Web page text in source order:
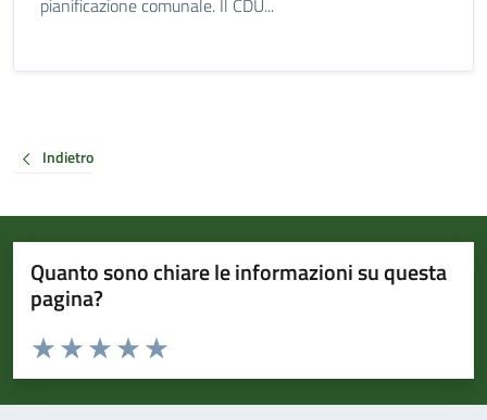
pianificazione comunale. Il CDU...
Indietro
Quanto sono chiare le informazioni su questa
pagina?
Valuta da 1 a 5 stelle la pagina
Valuta 5 stelle su 5
Valuta 4 stelle su 5
Valuta 3 stelle su 5
Valuta 2 stelle su 5
Valuta 1 stelle su 5